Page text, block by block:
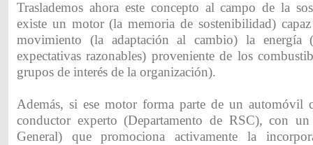
Traslademos ahora este concepto al campo de la
existe un motor (la memoria de sostenibilidad)
movimiento (la adaptación al cambio) la energía
expectativas razonables) proveniente de los
grupos de interés de la organización).
Además, si ese motor forma parte de un automóvil
conductor experto (Departamento de RSC), con
General) que promociona activamente la